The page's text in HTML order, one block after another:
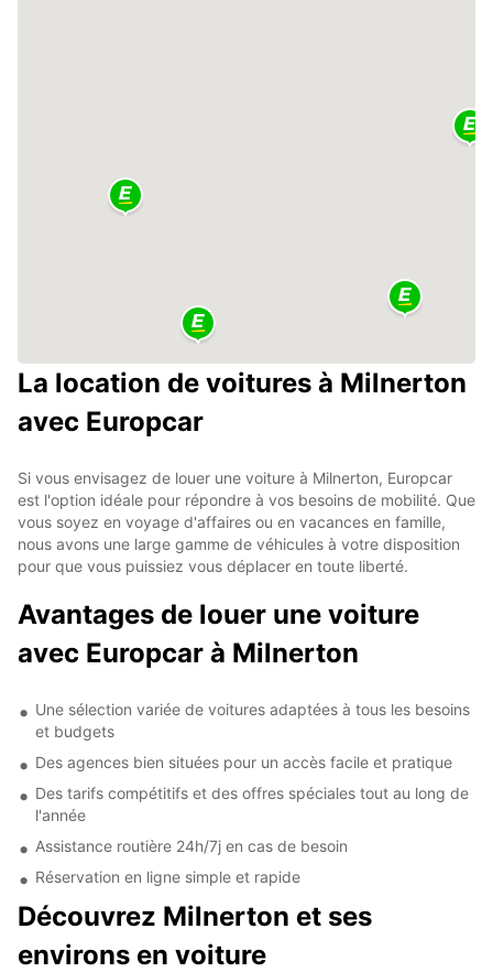
La location de voitures à Milnerton
avec Europcar
Si vous envisagez de louer une voiture à Milnerton, Europcar
est l'option idéale pour répondre à vos besoins de mobilité. Que
vous soyez en voyage d'affaires ou en vacances en famille,
nous avons une large gamme de véhicules à votre disposition
pour que vous puissiez vous déplacer en toute liberté.
Avantages de louer une voiture
avec Europcar à Milnerton
Une sélection variée de voitures adaptées à tous les besoins
et budgets
Des agences bien situées pour un accès facile et pratique
Des tarifs compétitifs et des offres spéciales tout au long de
l'année
Assistance routière 24h/7j en cas de besoin
Réservation en ligne simple et rapide
Découvrez Milnerton et ses
environs en voiture